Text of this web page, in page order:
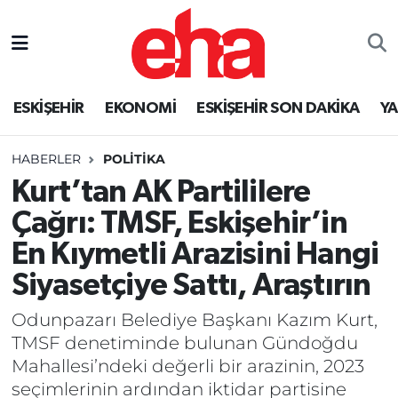
ESKİŞEHİR EKONOMİ ESKİŞEHİR SON DAKİKA
HABERLER POLİTİKA
Kurt’tan AK Partililere
Çağrı: TMSF, Eskişehir’in
En Kıymetli Arazisini Hangi
Siyasetçiye Sattı, Araştırın
Odunpazarı Belediye Başkanı Kazım Kurt,
TMSF denetiminde bulunan Gündoğdu
Mahallesi’ndeki değerli bir arazinin, 2023
seçimlerinin ardından iktidar partisine